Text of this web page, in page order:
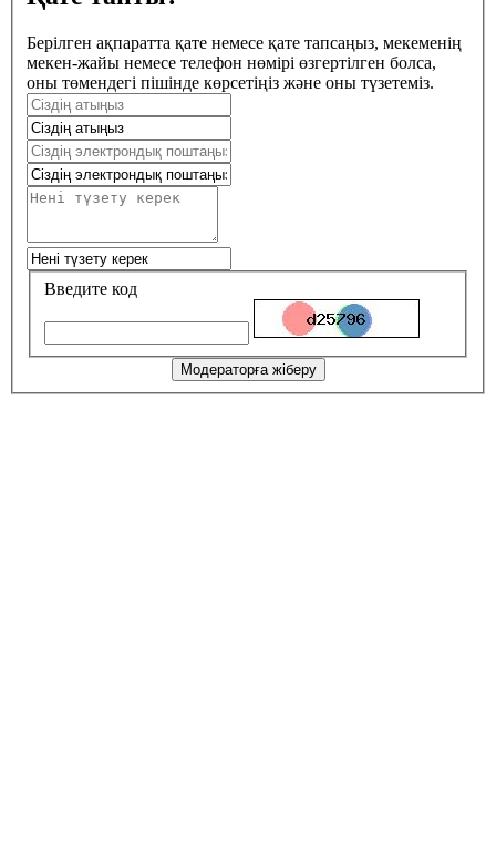
Берілген ақпаратта қате немесе қате тапсаңыз, мекеменің
мекен-жайы немесе телефон нөмірі өзгертілген болса,
оны төмендегі пішінде көрсетіңіз және оны түзетеміз.
Введите код
Модераторға жіберу